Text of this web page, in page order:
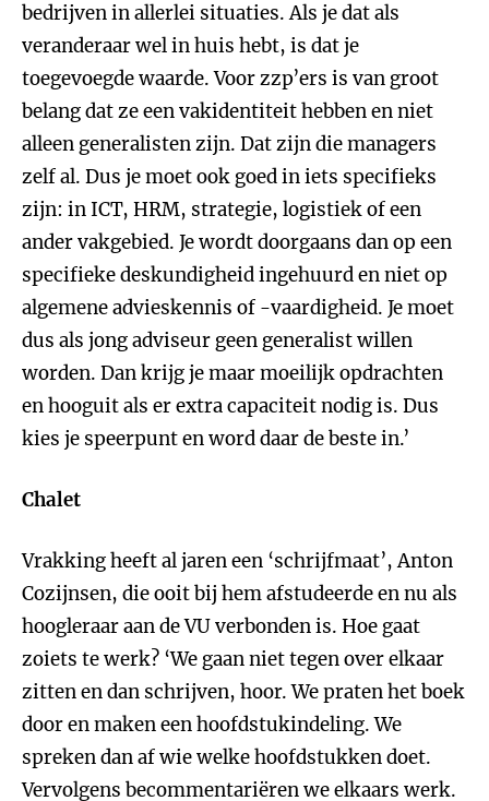
bedrijven in allerlei situaties. Als je dat als
veranderaar wel in huis hebt, is dat je
toegevoegde waarde. Voor zzp’ers is van groot
belang dat ze een vakidentiteit hebben en niet
alleen generalisten zijn. Dat zijn die managers
zelf al. Dus je moet ook goed in iets specifieks
zijn: in ICT, HRM, strategie, logistiek of een
ander vakgebied. Je wordt doorgaans dan op een
specifieke deskundigheid ingehuurd en niet op
algemene advieskennis of -vaardigheid. Je moet
dus als jong adviseur geen generalist willen
worden. Dan krijg je maar moeilijk opdrachten
en hooguit als er extra capaciteit nodig is. Dus
kies je speerpunt en word daar de beste in.’
Chalet
Vrakking heeft al jaren een ‘schrijfmaat’, Anton
Cozijnsen, die ooit bij hem afstudeerde en nu als
hoogleraar aan de VU verbonden is. Hoe gaat
zoiets te werk? ‘We gaan niet tegen over elkaar
zitten en dan schrijven, hoor. We praten het boek
door en maken een hoofdstukindeling. We
spreken dan af wie welke hoofdstukken doet.
Vervolgens becommentariëren we elkaars werk.